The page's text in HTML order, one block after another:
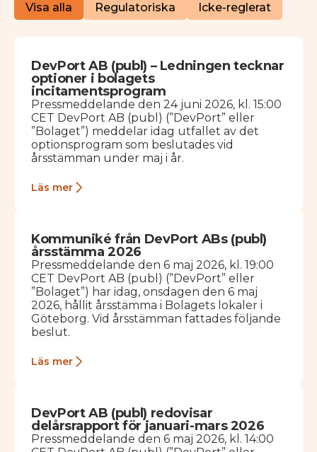
Visa alla Regulatoriska Icke-reglerat
DevPort AB (publ) – Ledningen tecknar
optioner i bolagets
incitamentsprogram
Pressmeddelande den 24 juni 2026, kl. 15:00
CET DevPort AB (publ) (”DevPort” eller
”Bolaget”) meddelar idag utfallet av det
optionsprogram som beslutades vid
årsstämman under maj i år.
Läs mer
Kommuniké från DevPort ABs (publ)
årsstämma 2026
Pressmeddelande den 6 maj 2026, kl. 19:00
CET DevPort AB (publ) (”DevPort” eller
”Bolaget”) har idag, onsdagen den 6 maj
2026, hållit årsstämma i Bolagets lokaler i
Göteborg. Vid årsstämman fattades följande
beslut.
Läs mer
DevPort AB (publ) redovisar
delårsrapport för januari-mars 2026
Pressmeddelande den 6 maj 2026, kl. 14:00